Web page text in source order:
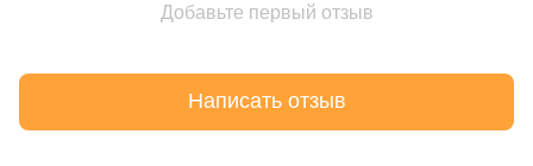
Добавьте первый отзыв
Написать отзыв